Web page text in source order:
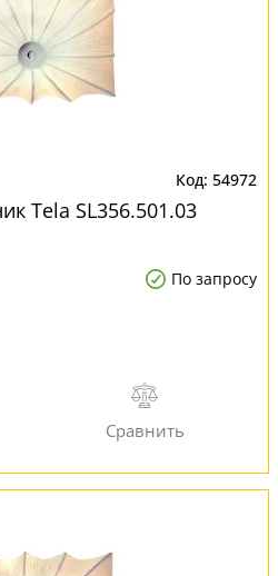
54972
Tela SL356.501.03
По запросу